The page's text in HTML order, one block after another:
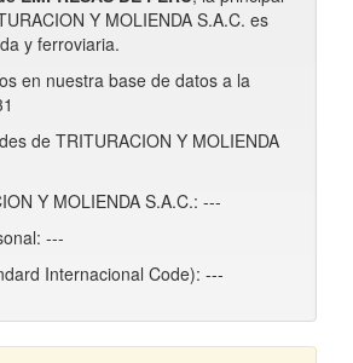
Y MOLIENDA S.A.C. es
y ferroviaria.
en nuestra base de datos a la
de TRITURACION Y MOLIENDA
Y MOLIENDA S.A.C.: ---
---
Internacional Code): ---